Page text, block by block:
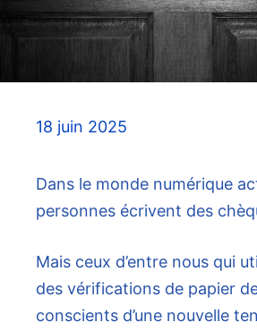
18 juin 2025
Dans le monde numérique
personnes écrivent des
Mais ceux d’entre nous qui
des vérifications de papier
conscients d’une nouvelle